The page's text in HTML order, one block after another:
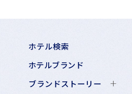
ホテル検索
ホテルブランド
ブランドストーリー